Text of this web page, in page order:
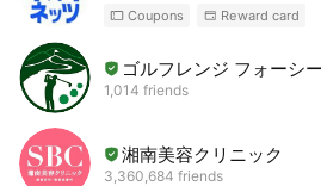
Coupons Reward card
ゴルフレンジ フォーシ
1,014 friends
湘南美容クリニック
3,360,684 friends